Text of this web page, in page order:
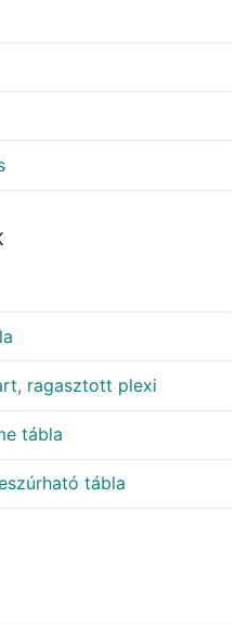
ragasztott plexi
tábla
tábla